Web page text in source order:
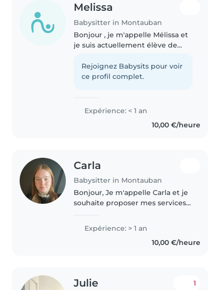
Melissa
Babysitter in Montauban
Bonjour , je m'appelle Mélissa et
je suis actuellement élève de
un enfant (qui a au minimum 5
ans) du 3 au 17 août Je suis
Rejoignez Babysits pour voir
ce profil complet.
Expérience: < 1 an
10,00 €/heure
Carla
Babysitter in Montauban
Bonjour, Je m'appelle Carla et je
souhaite proposer mes services
beaucoup les enfants et j'ai déjà
de l'expérience grâce à la garde
de mes cousins et cousines...
Expérience: > 1 an
10,00 €/heure
Julie 1